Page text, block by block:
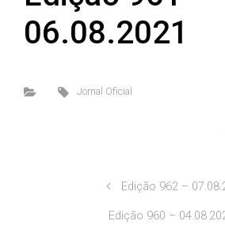
06.08.2021
Jornal Oficial
Edição 962 –
Edição 960 –